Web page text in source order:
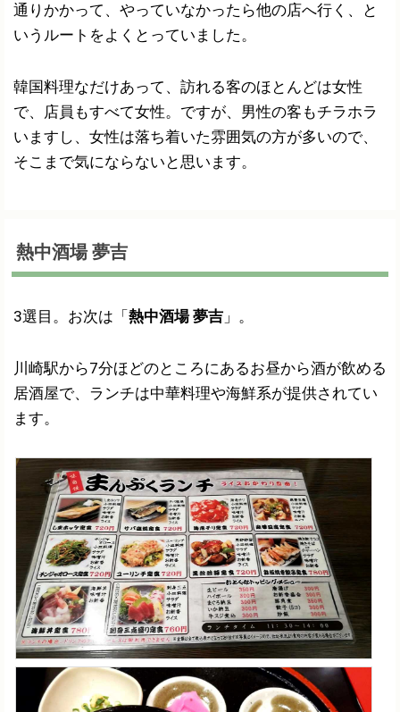
通りかかって、やっていなかったら他の店へ行く、と
いうルートをよくとっていました。
韓国料理なだけあって、訪れる客のほとんどは女性
で、店員もすべて女性。ですが、男性の客もチラホラ
いますし、女性は落ち着いた雰囲気の方が多いので、
そこまで気にならないと思います。
熱中酒場 夢吉
3選目。お次は「 熱中酒場 夢吉 」。
川崎駅から7分ほどのところにあるお昼から酒が飲める
居酒屋で、ランチは中華料理や海鮮系が提供されてい
ます。